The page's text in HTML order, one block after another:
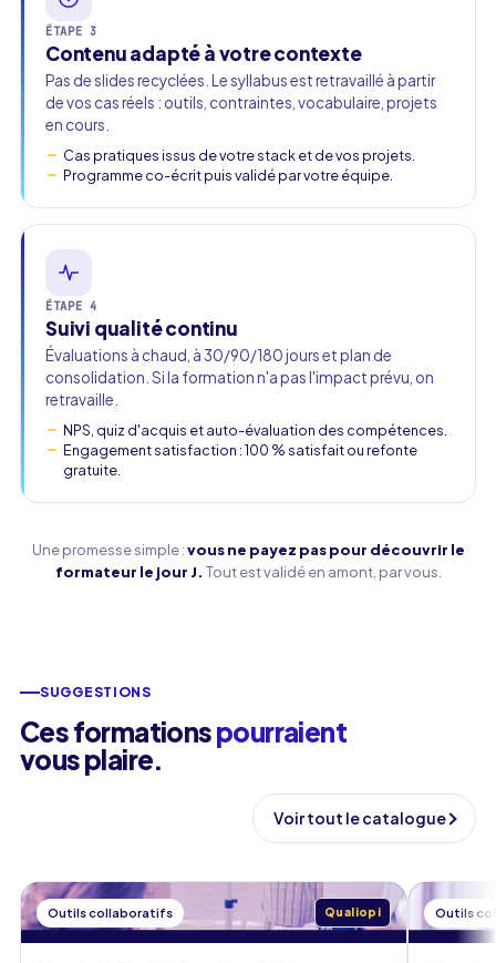
ÉTAPE 3
Contenu adapté à votre contexte
Pas de slides recyclées. Le syllabus est retravaillé à partir
de vos cas réels : outils, contraintes, vocabulaire, projets
en cours.
Cas pratiques issus de votre stack et de vos projets.
Programme co-écrit puis validé par votre équipe.
ÉTAPE 4
Suivi qualité continu
Évaluations à chaud, à 30/90/180 jours et plan de
consolidation. Si la formation n'a pas l'impact prévu, on
retravaille.
NPS, quiz d'acquis et auto-évaluation des compétences.
Engagement satisfaction : 100 % satisfait ou refonte
gratuite.
Une promesse simple :vous ne payez pas pour découvrir le
formateur le jour J. Tout est validé en amont, par vous.
SUGGESTIONS
Ces formationspourraient
vous plaire.
Voir tout le catalogue
Outils collaboratifs Qualiopi Outils